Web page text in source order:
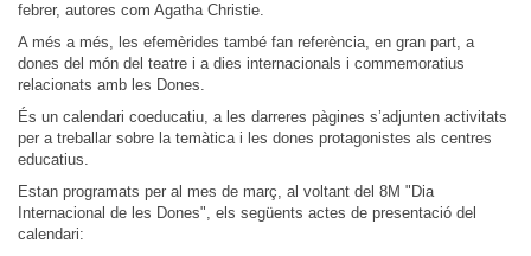
febrer, autores com Agatha Christie.
A més a més, les efemèrides també fan referència, en gran part, a
dones del món del teatre i a dies internacionals i commemoratius
relacionats amb les Dones.
És un calendari coeducatiu, a les darreres pàgines s’adjunten activitats
per a treballar sobre la temàtica i les dones protagonistes als centres
educatius.
Estan programats per al mes de març, al voltant del 8M "Dia
Internacional de les Dones", els següents actes de presentació del
calendari: